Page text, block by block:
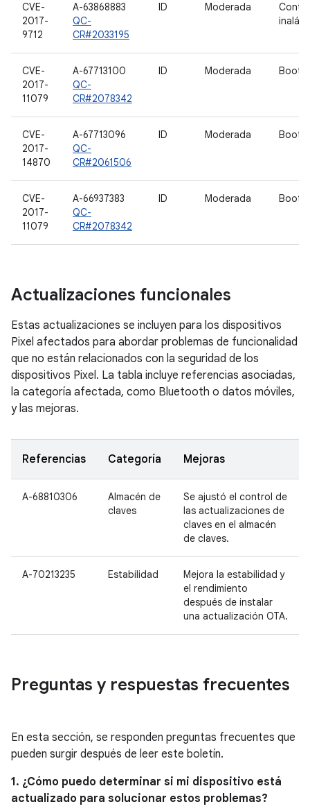
CVE-
2017-
9712
A-63868883
QC-
CR#2033195
ID Moderada
CVE-
2017-
11079
A-67713100
QC-
CR#2078342
ID Moderada
CVE-
2017-
14870
A-67713096
QC-
CR#2061506
ID Moderada
CVE-
2017-
11079
A-66937383
QC-
CR#2078342
ID Moderada
Actualizaciones funcionales
Estas actualizaciones se incluyen para los dispositivos
Pixel afectados para abordar problemas de funcionalidad
que no están relacionados con la seguridad de los
dispositivos Pixel. La tabla incluye referencias asociadas,
la categoría afectada, como Bluetooth o datos móviles,
y las mejoras.
Referencias Categoría Mejoras
A-68810306
Almacén de
claves
Se ajustó el control de
las actualizaciones de
claves en el almacén
de claves.
A-70213235 Estabilidad
Mejora la estabilidad y
el rendimiento
después de instalar
una actualización OTA.
Preguntas y respuestas frecuentes
En esta sección, se responden preguntas frecuentes que
pueden surgir después de leer este boletín.
1. ¿Cómo puedo determinar si mi dispositivo está
actualizado para solucionar estos problemas?